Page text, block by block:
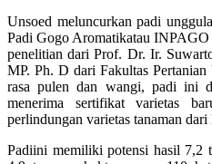
Unsoed meluncurkan padi
Padi Gogo Aromatikatau
penelitian dari Prof. Dr. Ir.
MP. Ph. D dari Fakultas
rasa pulen dan wangi, padi ini
menerima sertifikat varietas
perlindungan varietas tanaman
Padiini memiliki potensi hasil 7,2